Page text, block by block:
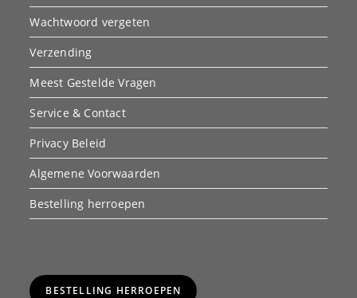
Wachtwoord vergeten
Verzending
Meest Gestelde Vragen
Service & Contact
Privacy Beleid
Algemene Voorwaarden
Bestelling herroepen
BESTELLING HERROEPEN